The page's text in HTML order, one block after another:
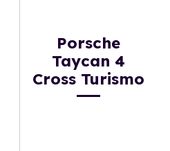
Porsche
Taycan 4
Cross Turismo